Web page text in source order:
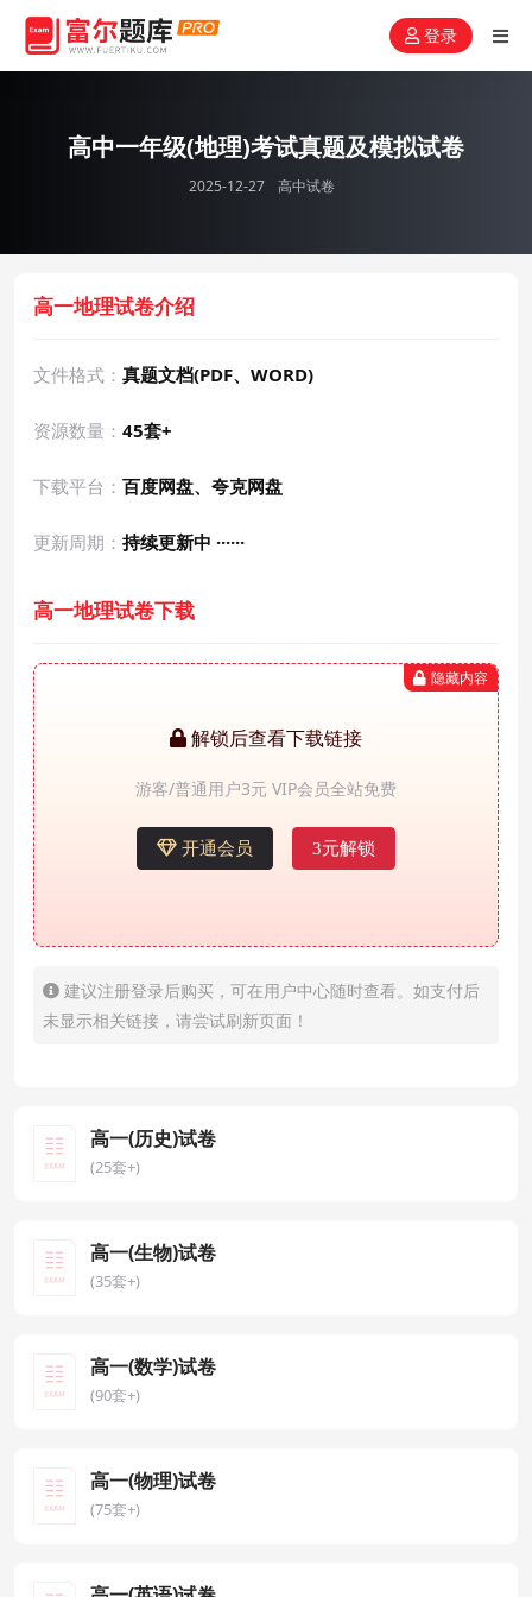
登录
高中一年级(地理)考试真题及模拟试卷
2025-12-27 高中试卷
高一地理试卷介绍
文件格式： 真题文档(PDF、WORD)
资源数量： 45套+
下载平台： 百度网盘、夸克网盘
更新周期： 持续更新中 ······
高一地理试卷下载
隐藏内容
解锁后查看下载链接
游客/普通用户3元 VIP会员全站免费
开通会员 3元解锁
建议注册登录后购买，可在用户中心随时查看。如支付后
未显示相关链接，请尝试刷新页面！
高一(历史)试卷
(25套+)
高一(生物)试卷
(35套+)
高一(数学)试卷
(90套+)
高一(物理)试卷
(75套+)